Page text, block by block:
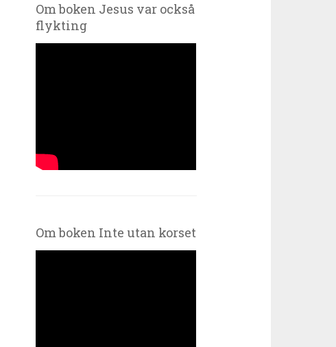
Om boken Jesus var också
flykting
Om boken Inte utan korset